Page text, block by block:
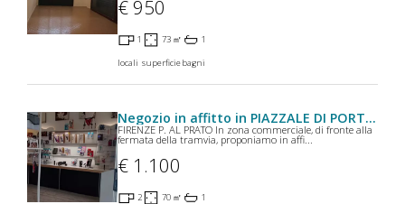
€ 950
1
locali
73 ㎡
superficie
1
bagni
Negozio in affitto in PIAZZALE DI PORTA AL PRATO a Firenze
FIRENZE P. AL PRATO In zona commerciale, di fronte alla
fermata della tramvia, proponiamo in affi...
€ 1.100
2
70 ㎡
1